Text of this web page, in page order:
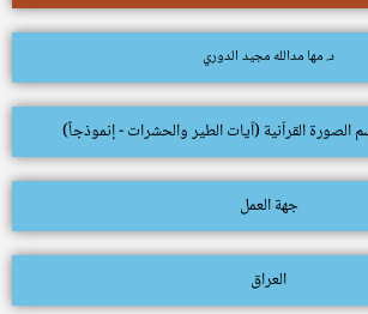
د. مها مدالله مجيد الدوري
الصورة القرآنية (آيات الطير والحشرات - إنموذجاً)
جهة العمل
العراق